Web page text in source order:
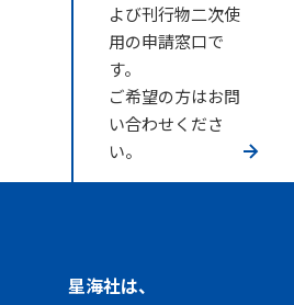
よび刊行物二次使
用の申請窓口で
す。
ご希望の方はお問
い合わせくださ
い。
星海社は、